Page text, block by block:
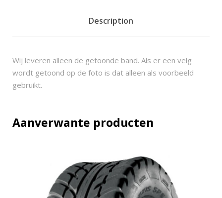
Description
Wij leveren alleen de getoonde band. Als er een velg
wordt getoond op de foto is dat alleen als voorbeeld
gebruikt.
Aanverwante producten